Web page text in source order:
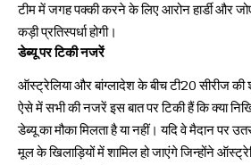
टीम में जगह पक्की करने के लिए आरोन हार्डी और
कड़ी प्रतिस्पर्धा होगी।
डेब्यू पर टिकी नजरें
ऑस्ट्रेलिया और बांग्लादेश के बीच टी20 सीरीज
ऐसे में सभी की नजरें इस बात पर टिकी हैं कि क्या
डेब्यू का मौका मिलता है या नहीं। यदि वे मैदान पर
मूल के खिलाड़ियों में शामिल हो जाएंगे जिन्होंने